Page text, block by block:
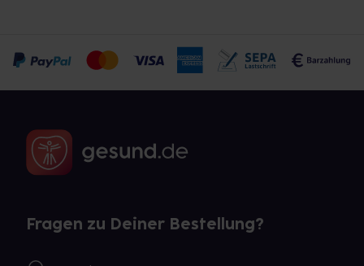
Fragen zu Deiner Bestellung?